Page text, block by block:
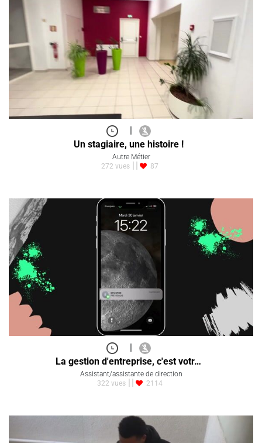
|
Un stagiaire, une histoire !
Autre Métier
272 vues
87
La gestion d'entreprise, c'est votr…
Assistant/assistante de direction
322 vues
2114